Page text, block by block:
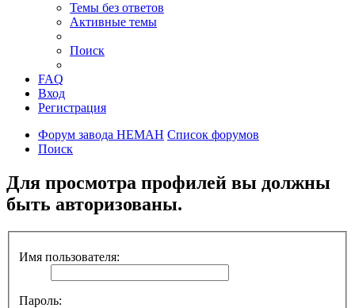
Темы без ответов
Активные темы
Поиск
FAQ
Вход
Регистрация
Форум завода НЕМАН Список форумов
Поиск
Для просмотра профилей вы должны
быть авторизованы.
Имя пользователя:
Пароль: